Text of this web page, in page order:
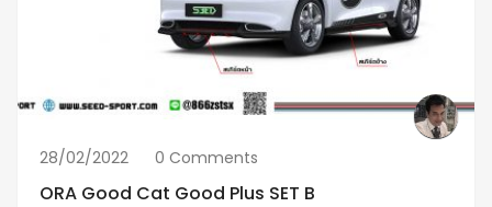
28/02/2022 0 Comments
ORA Good Cat Good Plus SET B